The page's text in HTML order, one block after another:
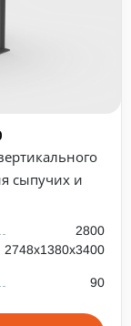
сыпучих и
2800
2748х1380х3400
90